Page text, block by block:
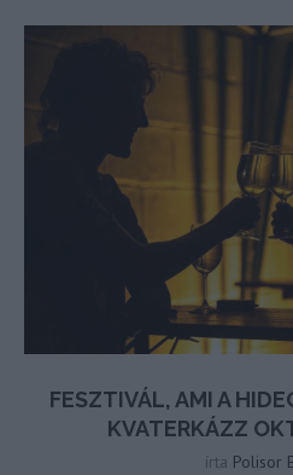
FESZTIVÁL, AMI A
KVATERKÁZZ
írta Polisor